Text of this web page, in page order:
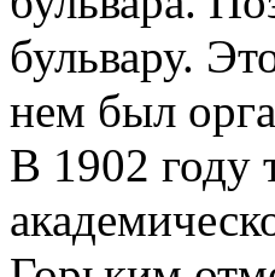
бульвару.
нем был
В 1902 году